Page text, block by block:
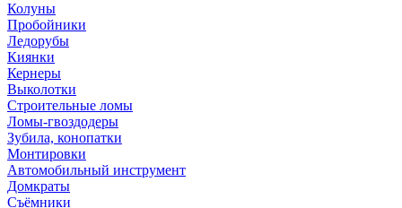
Колуны
Пробойники
Ледорубы
Киянки
Кернеры
Выколотки
Строительные ломы
Ломы-гвоздодеры
Зубила, конопатки
Монтировки
Автомобильный инструмент
Домкраты
Съёмники